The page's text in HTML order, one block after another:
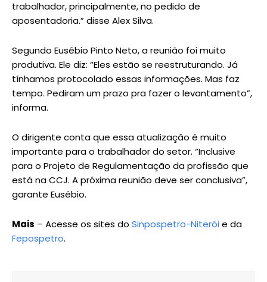
trabalhador, principalmente, no pedido de
aposentadoria.” disse Alex Silva.
Segundo Eusébio Pinto Neto, a reunião foi muito
produtiva. Ele diz: “Eles estão se reestruturando. Já
tínhamos protocolado essas informações. Mas faz
tempo. Pediram um prazo pra fazer o levantamento”,
informa.
O dirigente conta que essa atualização é muito
importante para o trabalhador do setor. “Inclusive
para o Projeto de Regulamentação da profissão que
está na CCJ. A próxima reunião deve ser conclusiva”,
garante Eusébio.
Mais – Acesse os sites do Sinpospetro-Niteróie da
Fepospetro.